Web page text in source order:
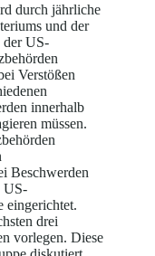
durch jährliche
und der
der US-
Verstößen
innerhalb
müssen.
Beschwerden
US-
eingerichtet.
drei
vorlegen. Diese